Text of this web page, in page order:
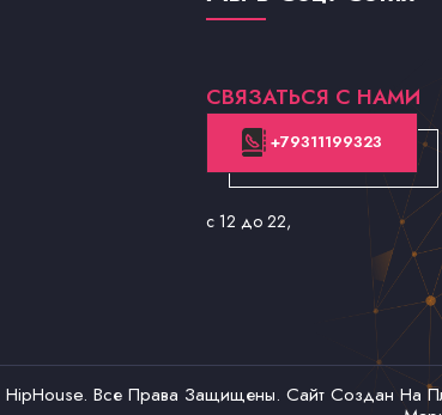
СВЯЗАТЬСЯ С НАМИ
+79311199323
с 12 до 22,
HipHouse. Все Права Защищены. Сайт Создан На